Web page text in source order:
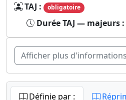
TAJ : obligatoire
Durée TAJ — majeurs :
Afficher plus
Définie par :